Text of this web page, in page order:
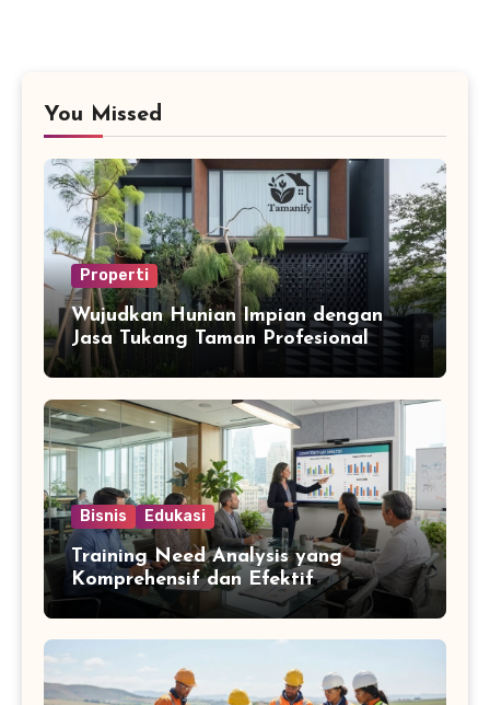
You Missed
Properti
Wujudkan Hunian Impian dengan
Jasa Tukang Taman Profesional
Bisnis Edukasi
Training Need Analysis yang
Komprehensif dan Efektif